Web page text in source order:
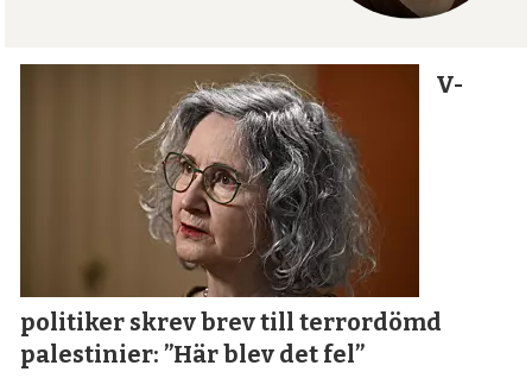
V-
politiker skrev brev till terror­dömd
palestinier: ”Här blev det fel”